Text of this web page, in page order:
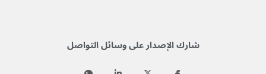
شارك الإصدار على وسائل التواصل